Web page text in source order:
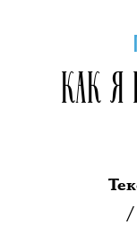
КАК Я
/